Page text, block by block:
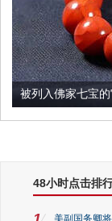
被列入佛家七宝
48小时点击排
美副国务卿